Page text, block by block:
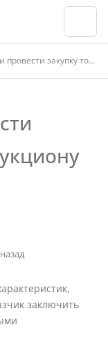
товара по аукциону без ТЗ по КТРУ
заключить